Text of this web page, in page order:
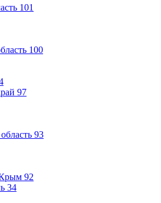
101
100
97
93
92
34